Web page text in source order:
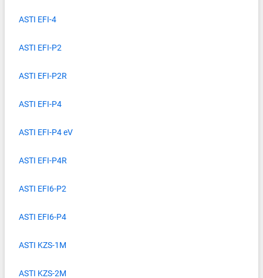
ASTI EFI-4
ASTI EFI-P2
ASTI EFI-P2R
ASTI EFI-P4
ASTI EFI-P4 eV
ASTI EFI-P4R
ASTI EFI6-P2
ASTI EFI6-P4
ASTI KZS-1M
ASTI KZS-2M